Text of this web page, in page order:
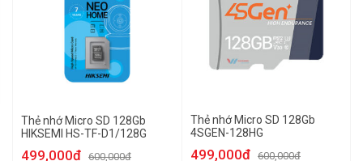
Thẻ nhớ Micro SD 128Gb
HIKSEMI HS-TF-D1/128G
499,000đ 600,000đ
Thẻ nhớ Micro SD 128Gb
4SGEN-128HG
499,000đ 600,000đ